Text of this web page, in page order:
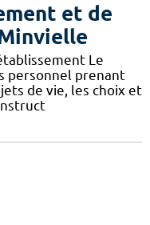
et de
Le
personnel prenant
de vie, les choix et